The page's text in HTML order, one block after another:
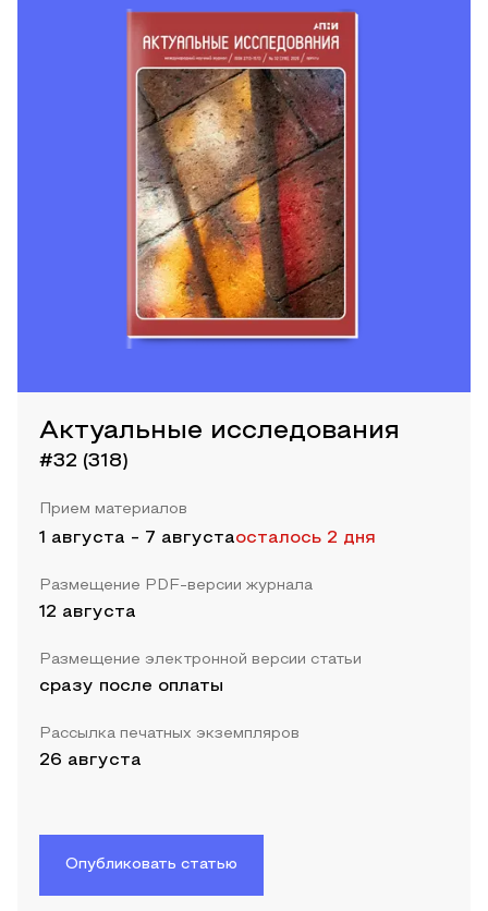
Актуальные исследования
#32 (318)
Прием материалов
1 августа - 7 августаосталось 2 дня
Размещение PDF-версии журнала
12 августа
Размещение электронной версии статьи
сразу после оплаты
Рассылка печатных экземпляров
26 августа
Опубликовать статью